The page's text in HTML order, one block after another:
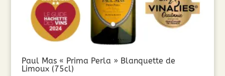
Paul Mas « Prima Perla » Blanquette de
Limoux (75cl)